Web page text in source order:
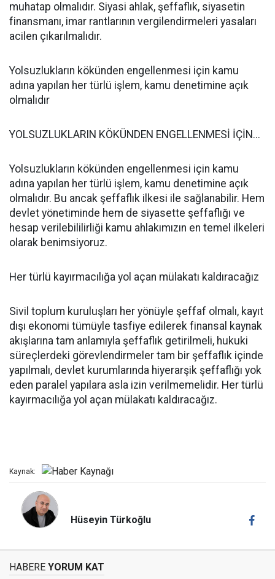
muhatap olmalıdır. Siyasi ahlak, şeffaflık, siyasetin
finansmanı, imar rantlarının vergilendirmeleri yasaları
acilen çıkarılmalıdır.
Yolsuzlukların kökünden engellenmesi için kamu
adına yapılan her türlü işlem, kamu denetimine açık
olmalıdır
YOLSUZLUKLARIN KÖKÜNDEN ENGELLENMESİ İÇİN...
Yolsuzlukların kökünden engellenmesi için kamu
adına yapılan her türlü işlem, kamu denetimine açık
olmalıdır. Bu ancak şeffaflık ilkesi ile sağlanabilir. Hem
devlet yönetiminde hem de siyasette şeffaflığı ve
hesap verilebililirliği kamu ahlakımızın en temel ilkeleri
olarak benimsiyoruz.
Her türlü kayırmacılığa yol açan mülakatı kaldıracağız
Sivil toplum kuruluşları her yönüyle şeffaf olmalı, kayıt
dışı ekonomi tümüyle tasfiye edilerek finansal kaynak
akışlarına tam anlamıyla şeffaflık getirilmeli, hukuki
süreçlerdeki görevlendirmeler tam bir şeffaflık içinde
yapılmalı, devlet kurumlarında hiyerarşik şeffaflığı yok
eden paralel yapılara asla izin verilmemelidir. Her türlü
kayırmacılığa yol açan mülakatı kaldıracağız.
Kaynak:
Hüseyin Türkoğlu
HABERE YORUM KAT